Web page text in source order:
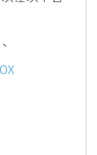
、